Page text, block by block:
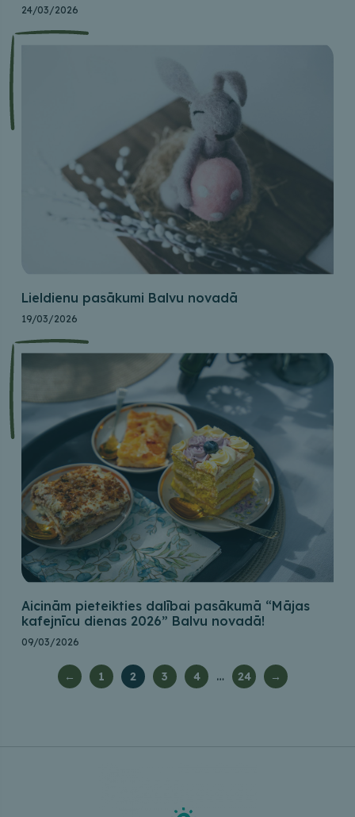
24/03/2026
Lieldienu pasākumi Balvu novadā
19/03/2026
Aicinām pieteikties dalībai pasākumā “Mājas
kafejnīcu dienas 2026” Balvu novadā!
09/03/2026
← 1 2 3 4 … 24 →